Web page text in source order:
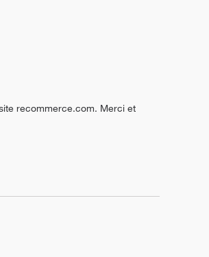
recommerce.com. Merci et